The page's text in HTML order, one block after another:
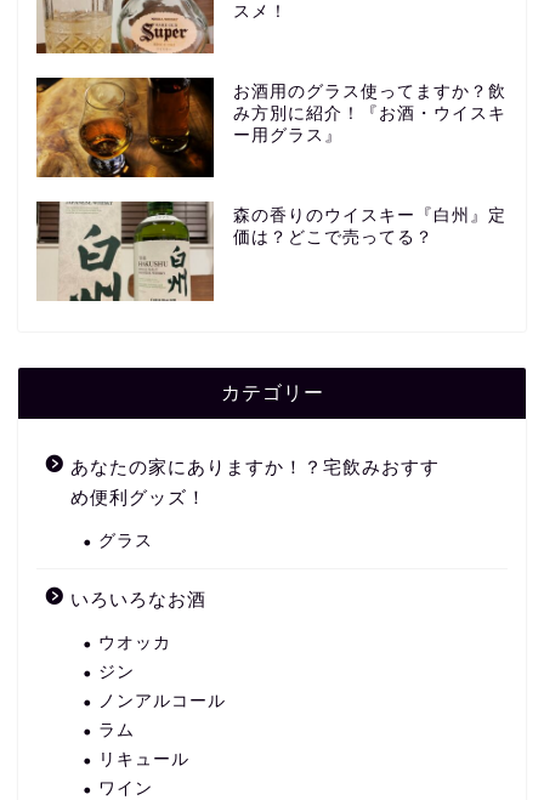
スメ！
お酒用のグラス使ってますか？飲
み方別に紹介！『お酒・ウイスキ
ー用グラス』
森の香りのウイスキー『白州』定
価は？どこで売ってる？
カテゴリー
あなたの家にありますか！？宅飲みおすす
め便利グッズ！
グラス
いろいろなお酒
ウオッカ
ジン
ノンアルコール
ラム
リキュール
ワイン